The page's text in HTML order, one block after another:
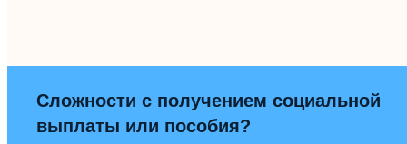
Сложности с получением социальной
выплаты или пособия?